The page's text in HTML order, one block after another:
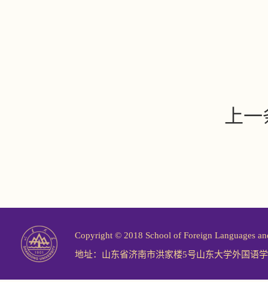
上
Copyright © 2018 School of Foreign Languages
地址：山东省济南市洪家楼5号山东大学外国语